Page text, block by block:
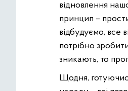
відновлення
принцип –
відбудуємо, все
потрібно
зникають, то
Щодня,